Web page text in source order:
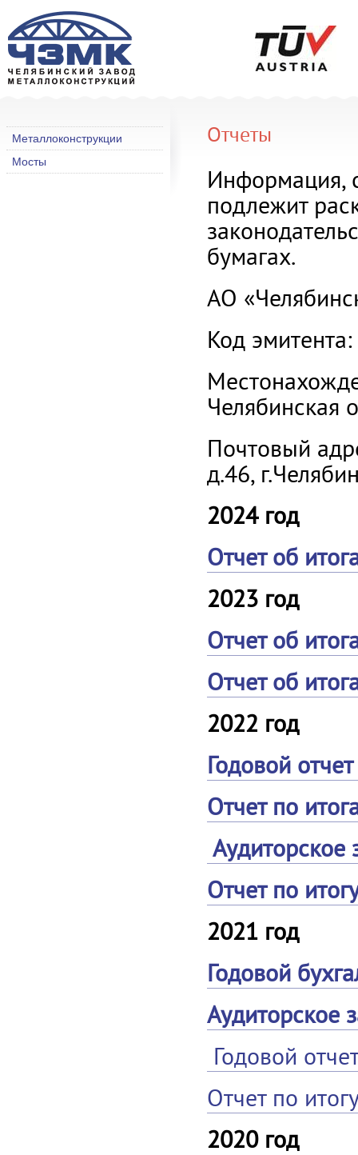
Металлоконструкции
Мосты
Отчеты
Информация,
подлежит
бумагах.
АО
Код
Челябинская
Почтовый
д.46,
2024 год
Отчет об
2023 год
Отчет об
Отчет об
2022 год
Годовой
Отчет по
Отчет по
2021 год
Годовой
Аудиторское
Годовой
Отчет по
2020 год